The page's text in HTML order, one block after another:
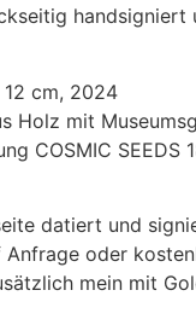
handsigniert
cm, 2024
Holz mit
COSMIC
datiert und
oder
mein mit